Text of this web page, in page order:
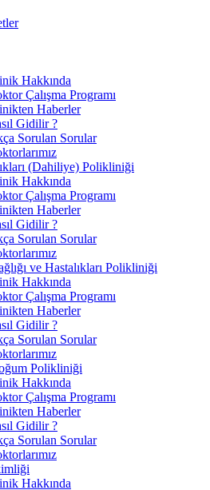
Hakkında
Çalışma Programı
Haberler
Gidilir ?
Sorulan Sorular
(Dahiliye) Polikliniği
Hakkında
Çalışma Programı
Haberler
Gidilir ?
Sorulan Sorular
ve Hastalıkları Polikliniği
Hakkında
Çalışma Programı
Haberler
Gidilir ?
Sorulan Sorular
Polikliniği
Hakkında
Çalışma Programı
Haberler
Gidilir ?
Sorulan Sorular
Hakkında